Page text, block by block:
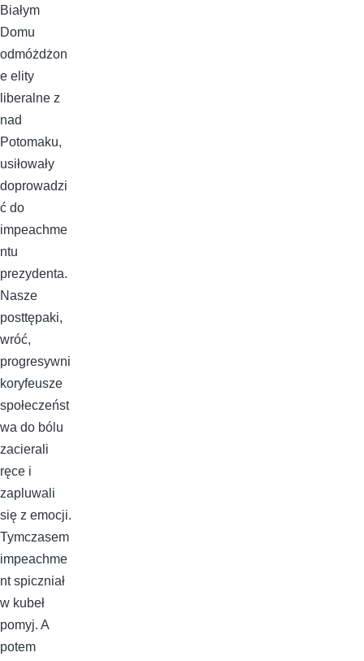
Białym
Domu
odmóżdżon
e elity
liberalne z
nad
Potomaku,
usiłowały
doprowadzi
ć do
impeachme
ntu
prezydenta.
Nasze
posttępaki,
wróć,
progresywni
koryfeusze
społeczeńst
wa do bólu
zacierali
ręce i
zapluwali
się z emocji.
Tymczasem
impeachme
nt spiczniał
w kubeł
pomyj. A
potem